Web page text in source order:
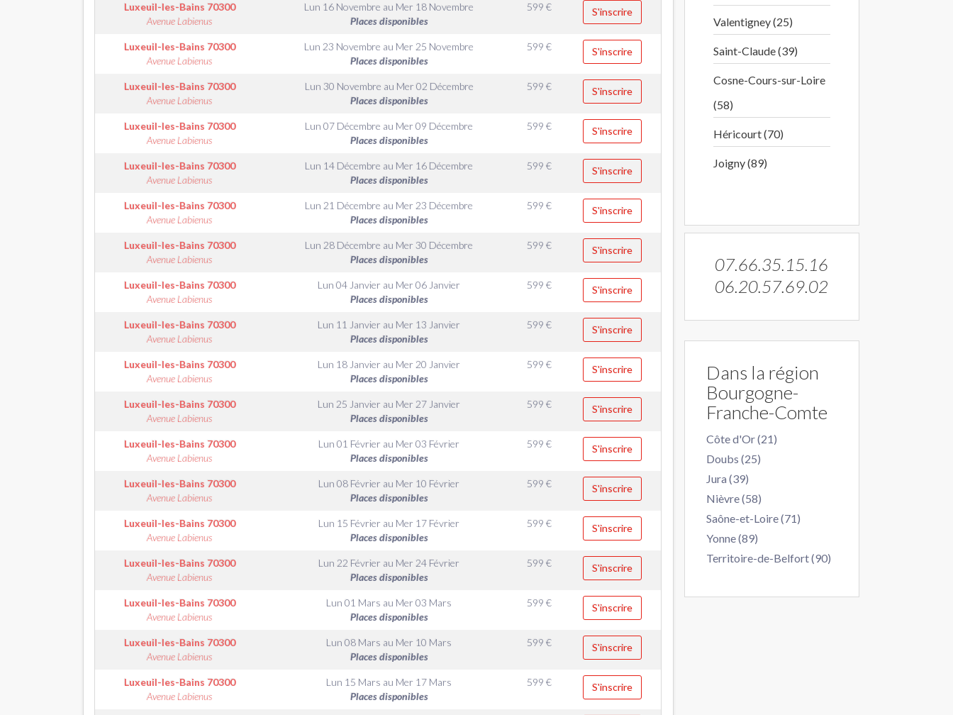
Luxeuil-les-Bains 70300
Avenue Labienus
Lun 16 Novembre au Mer 18 Novembre
Places disponibles
599 € S'inscrire
Luxeuil-les-Bains 70300
Avenue Labienus
Lun 23 Novembre au Mer 25 Novembre
Places disponibles
599 € S'inscrire
Luxeuil-les-Bains 70300
Avenue Labienus
Lun 30 Novembre au Mer 02 Décembre
Places disponibles
599 € S'inscrire
Luxeuil-les-Bains 70300
Avenue Labienus
Lun 07 Décembre au Mer 09 Décembre
Places disponibles
599 € S'inscrire
Luxeuil-les-Bains 70300
Avenue Labienus
Lun 14 Décembre au Mer 16 Décembre
Places disponibles
599 € S'inscrire
Luxeuil-les-Bains 70300
Avenue Labienus
Lun 21 Décembre au Mer 23 Décembre
Places disponibles
599 € S'inscrire
Luxeuil-les-Bains 70300
Avenue Labienus
Lun 28 Décembre au Mer 30 Décembre
Places disponibles
599 € S'inscrire
Luxeuil-les-Bains 70300
Avenue Labienus
Lun 04 Janvier au Mer 06 Janvier
Places disponibles
599 € S'inscrire
Luxeuil-les-Bains 70300
Avenue Labienus
Lun 11 Janvier au Mer 13 Janvier
Places disponibles
599 € S'inscrire
Luxeuil-les-Bains 70300
Avenue Labienus
Lun 18 Janvier au Mer 20 Janvier
Places disponibles
599 € S'inscrire
Luxeuil-les-Bains 70300
Avenue Labienus
Lun 25 Janvier au Mer 27 Janvier
Places disponibles
599 € S'inscrire
Luxeuil-les-Bains 70300
Avenue Labienus
Lun 01 Février au Mer 03 Février
Places disponibles
599 € S'inscrire
Luxeuil-les-Bains 70300
Avenue Labienus
Lun 08 Février au Mer 10 Février
Places disponibles
599 € S'inscrire
Luxeuil-les-Bains 70300
Avenue Labienus
Lun 15 Février au Mer 17 Février
Places disponibles
599 € S'inscrire
Luxeuil-les-Bains 70300
Avenue Labienus
Lun 22 Février au Mer 24 Février
Places disponibles
599 € S'inscrire
Luxeuil-les-Bains 70300
Avenue Labienus
Lun 01 Mars au Mer 03 Mars
Places disponibles
599 € S'inscrire
Luxeuil-les-Bains 70300
Avenue Labienus
Lun 08 Mars au Mer 10 Mars
Places disponibles
599 € S'inscrire
Luxeuil-les-Bains 70300
Avenue Labienus
Lun 15 Mars au Mer 17 Mars
Places disponibles
599 € S'inscrire
Valentigney (25)
Saint-Claude (39)
Cosne-Cours-sur-Loire
(58)
Héricourt (70)
Joigny (89)
07.66.35.15.16
06.20.57.69.02
Dans la région
Bourgogne-
Franche-Comte
Côte d'Or (21)
Doubs (25)
Jura (39)
Nièvre (58)
Saône-et-Loire (71)
Yonne (89)
Territoire-de-Belfort (90)